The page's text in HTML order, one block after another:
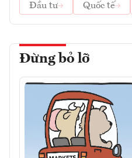
Đầu tư
Quốc tế
Đừng bỏ lỡ